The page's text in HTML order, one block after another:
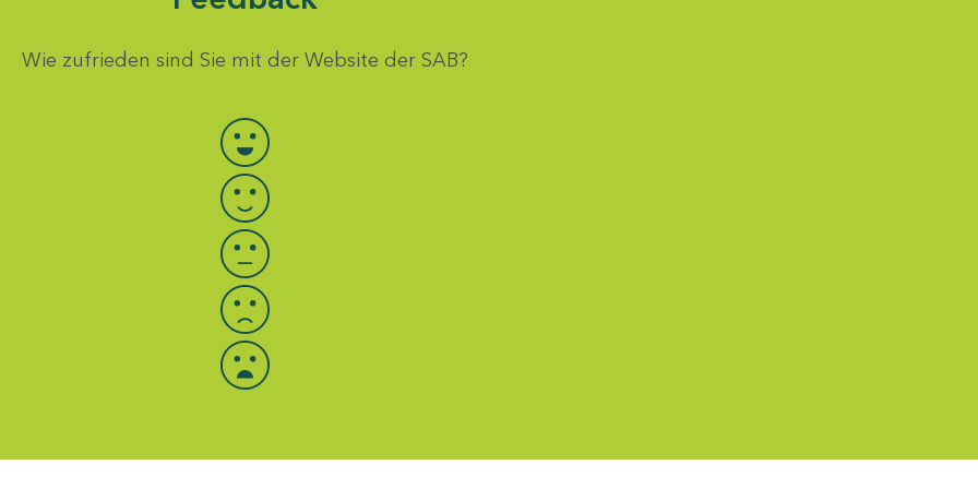
Wie zufrieden sind Sie mit der Website der SAB?
Bewertung auswählen